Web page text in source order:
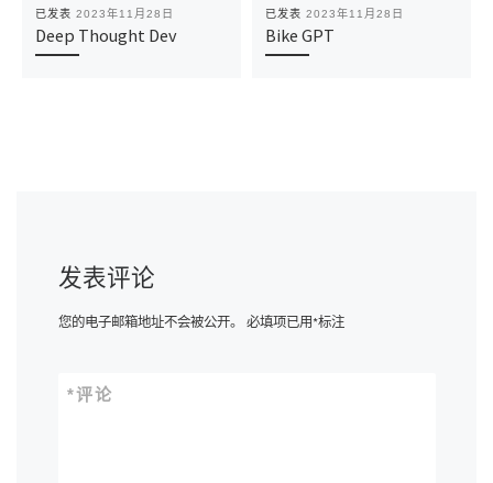
已发表 2023年11月28日
Deep Thought Dev
已发表 2023年11月28日
Bike GPT
发表评论
您的电子邮箱地址不会被公开。 必填项已用*标注
评论
*